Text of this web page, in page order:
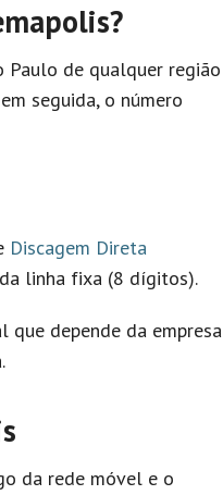
Paulo de qualquer região
seguida, o número
Discagem Direta
linha fixa (8 dígitos).
que depende da empresa
da rede móvel e o